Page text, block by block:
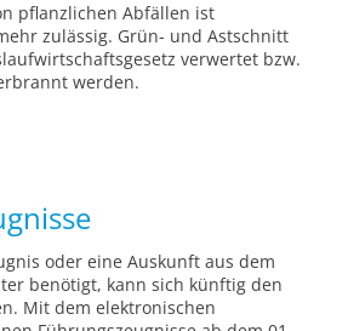
pflanzlichen Abfällen ist
zulässig. Grün- und Astschnitt
verwertet bzw.
werden.
oder eine Auskunft aus dem
benötigt, kann sich künftig den
Mit dem elektronischen